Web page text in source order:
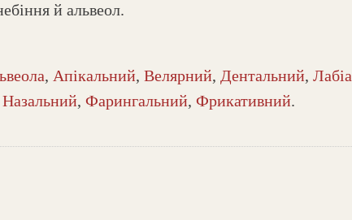
й альвеол.
, Апікальний, Велярний, Дентальний,
Назальний, Фарингальний, Фрикативний.